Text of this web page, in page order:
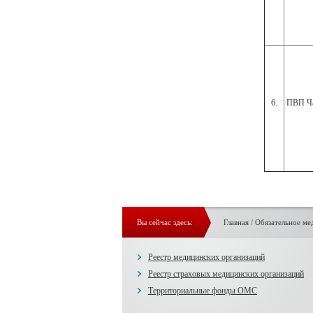
6. ПВП
Вы сейчас здесь: Главная/ Обязательное
Реестр медицинских организаций
Реестр страховых медицинских организаций
Территориальные фонды ОМС